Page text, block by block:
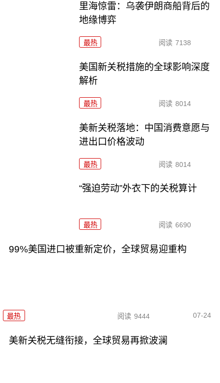
里海惊雷：乌袭伊朗商船背后的
地缘博弈
最热 阅读 7138
美国新关税措施的全球影响深度
解析
最热 阅读 8014
美新关税落地：中国消费意愿与
进出口价格波动
最热 阅读 8014
“强迫劳动”外衣下的关税算计
最热 阅读 6690
99%美国进口被重新定价，全球贸易迎重构
最热 阅读 9444 07-24
美新关税无缝衔接，全球贸易再掀波澜